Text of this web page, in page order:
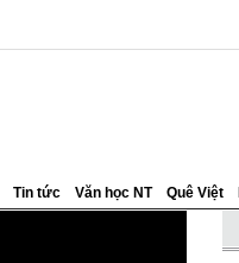
Tin tức Văn học NT Quê Việt